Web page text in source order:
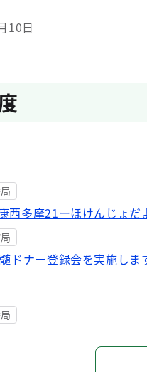
10日
西多摩21ーほけんじょだ
ドナー登録会を実施しま